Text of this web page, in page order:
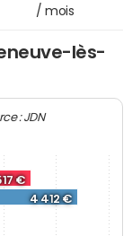
/ mois
lès-
: JDN
€
4 412 €